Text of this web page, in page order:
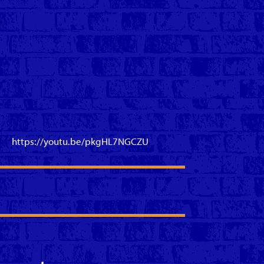
https://youtu.be/pkgHL7NGCZU